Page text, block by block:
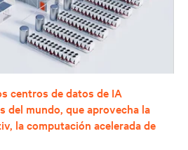
centros de datos de IA
del mundo, que aprovecha la
la computación acelerada de